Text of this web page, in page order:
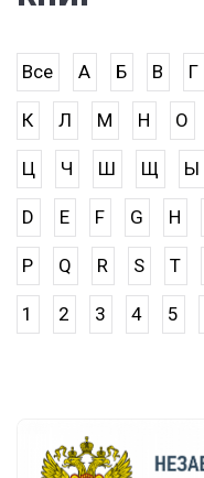
Все А Б В Г
К Л М Н О
Ц Ч Ш Щ Ы
D E F G H
P Q R S T
1 2 3 4 5